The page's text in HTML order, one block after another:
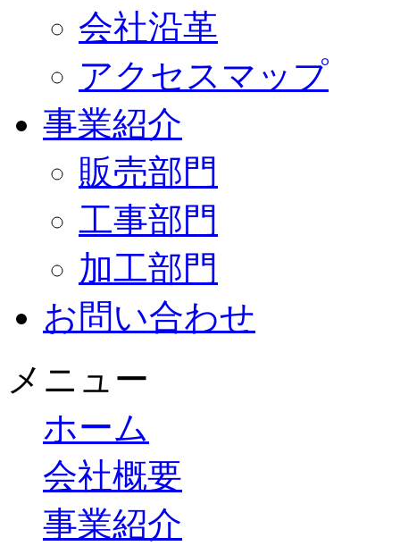
会社沿革
アクセスマップ
事業紹介
販売部門
工事部門
加工部門
お問い合わせ
メニュー
ホーム
会社概要
事業紹介